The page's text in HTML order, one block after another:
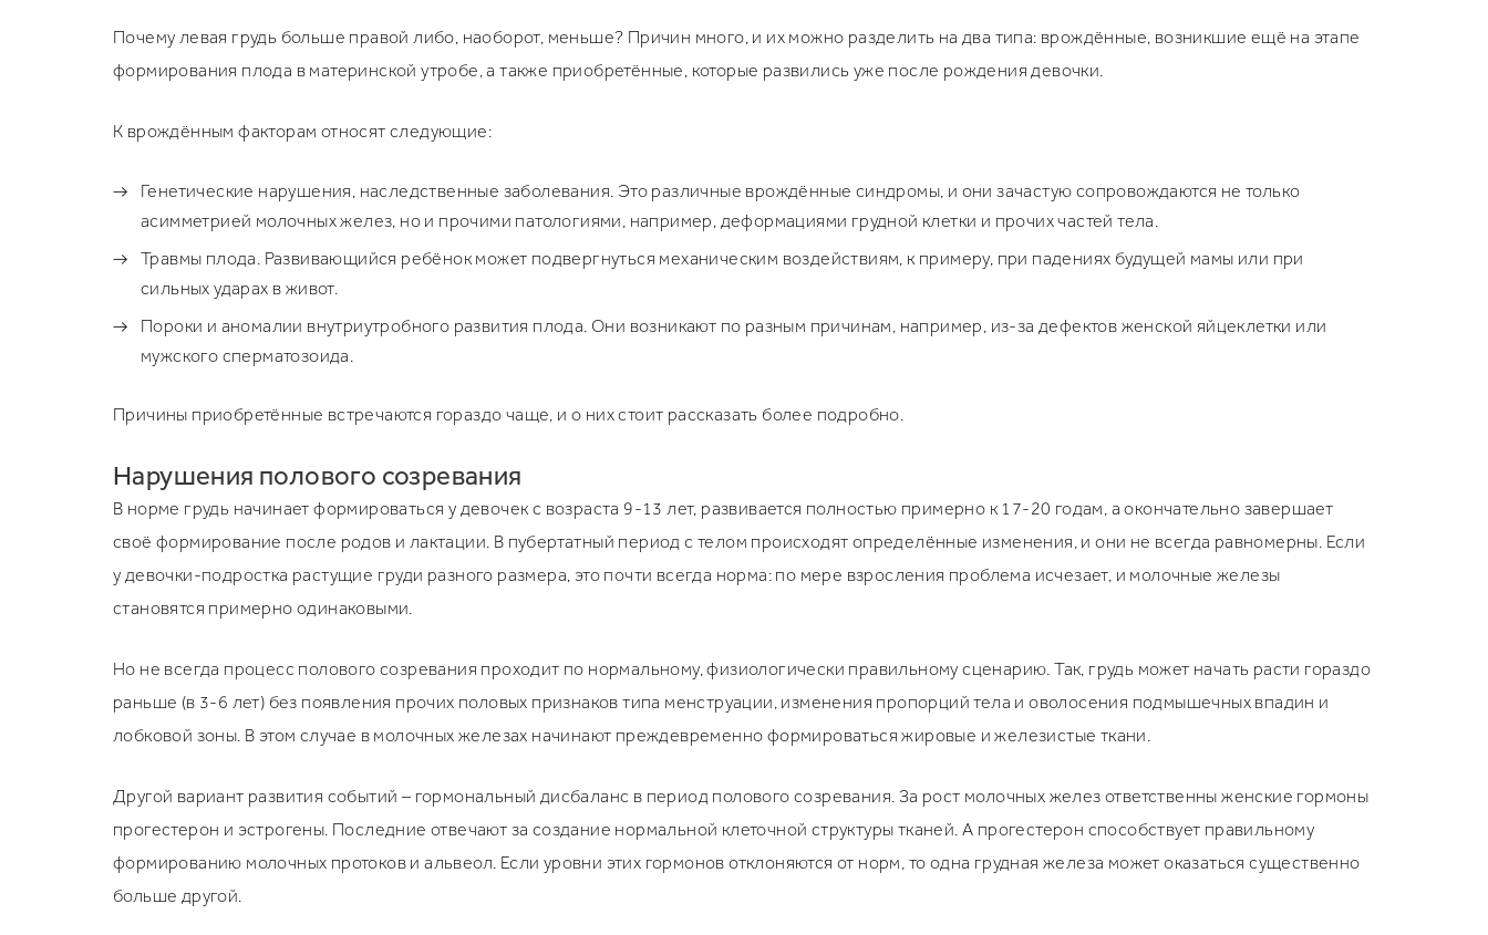
Почему левая грудь больше правой либо, наоборот, меньше? Причин много, и их можно разделить на два типа: врождённые, возникшие ещё на этапе
формирования плода в материнской утробе, а также приобретённые, которые развились уже после рождения девочки.
К врождённым факторам относят следующие:
Генетические нарушения, наследственные заболевания. Это различные врождённые синдромы, и они зачастую сопровождаются не только
асимметрией молочных желез, но и прочими патологиями, например, деформациями грудной клетки и прочих частей тела.
Травмы плода. Развивающийся ребёнок может подвергнуться механическим воздействиям, к примеру, при падениях будущей мамы или при
сильных ударах в живот.
Пороки и аномалии внутриутробного развития плода. Они возникают по разным причинам, например, из-за дефектов женской яйцеклетки или
мужского сперматозоида.
Причины приобретённые встречаются гораздо чаще, и о них стоит рассказать более подробно.
Нарушения полового созревания
В норме грудь начинает формироваться у девочек с возраста 9-13 лет, развивается полностью примерно к 17-20 годам, а окончательно завершает
своё формирование после родов и лактации. В пубертатный период с телом происходят определённые изменения, и они не всегда равномерны. Если
у девочки-подростка растущие груди разного размера, это почти всегда норма: по мере взросления проблема исчезает, и молочные железы
становятся примерно одинаковыми.
Но не всегда процесс полового созревания проходит по нормальному, физиологически правильному сценарию. Так, грудь может начать расти гораздо
раньше (в 3-6 лет) без появления прочих половых признаков типа менструации, изменения пропорций тела и оволосения подмышечных впадин и
лобковой зоны. В этом случае в молочных железах начинают преждевременно формироваться жировые и железистые ткани.
Другой вариант развития событий – гормональный дисбаланс в период полового созревания. За рост молочных желез ответственны женские гормоны
прогестерон и эстрогены. Последние отвечают за создание нормальной клеточной структуры тканей. А прогестерон способствует правильному
формированию молочных протоков и альвеол. Если уровни этих гормонов отклоняются от норм, то одна грудная железа может оказаться существенно
больше другой.